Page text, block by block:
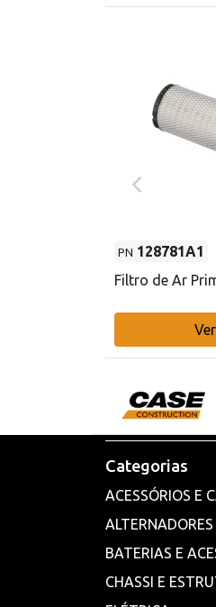
PN 128781A1
Filtro de Ar
Categorias
ACESSÓRIOS E
BATERIAS E
CHASSI E